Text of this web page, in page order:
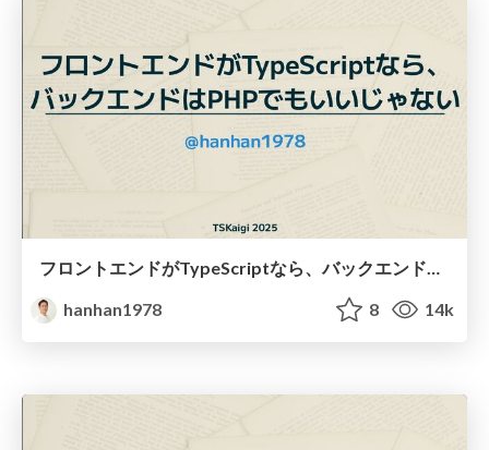
フロントエンドがTypeScriptなら、バックエンドはPHPでもいいじゃない/php-is-not-bad
hanhan1978
8 14k